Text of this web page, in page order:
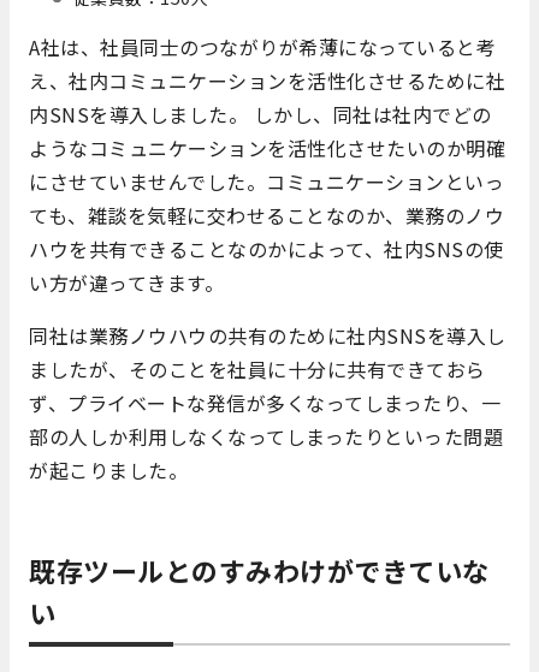
A社は、社員同士のつながりが希薄になっていると考
え、社内コミュニケーションを活性化させるために社
内SNSを導入しました。 しかし、同社は社内でどの
ようなコミュニケーションを活性化させたいのか明確
にさせていませんでした。コミュニケーションといっ
ても、雑談を気軽に交わせることなのか、業務のノウ
ハウを共有できることなのかによって、社内SNSの使
い方が違ってきます。
同社は業務ノウハウの共有のために社内SNSを導入し
ましたが、そのことを社員に十分に共有できておら
ず、プライベートな発信が多くなってしまったり、一
部の人しか利用しなくなってしまったりといった問題
が起こりました。
既存ツールとのすみわけができていな
い